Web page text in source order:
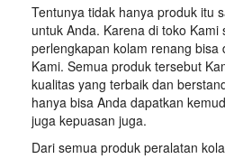
Tentunya tidak hanya produk itu
untuk Anda. Karena di toko Kami
perlengkapan kolam renang bisa
Kami. Semua produk tersebut
kualitas yang terbaik dan
hanya bisa Anda dapatkan
juga kepuasan juga.
Dari semua produk peralatan